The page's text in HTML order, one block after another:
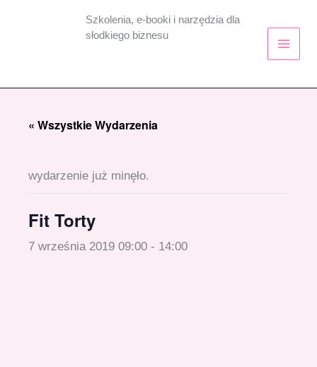
Szkolenia, e-booki i narzędzia dla
słodkiego biznesu
« Wszystkie Wydarzenia
wydarzenie już minęło.
Fit Torty
7 września 2019 09:00 - 14:00